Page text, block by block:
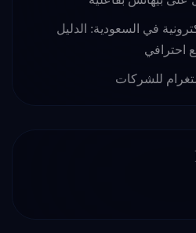
في السعودية: الدليل
احترافي
للشركات